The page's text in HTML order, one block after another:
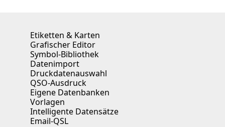
Etiketten & Karten
Grafischer Editor
Symbol-Bibliothek
Datenimport
Druckdatenauswahl
QSO-Ausdruck
Eigene Datenbanken
Vorlagen
Intelligente Datensätze
Email-QSL